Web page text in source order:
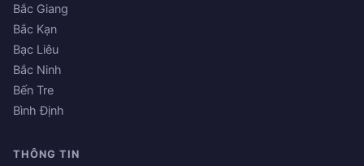
Bắc Giang
Bắc Kạn
Bạc Liêu
Bắc Ninh
Bến Tre
Bình Định
THÔNG TIN